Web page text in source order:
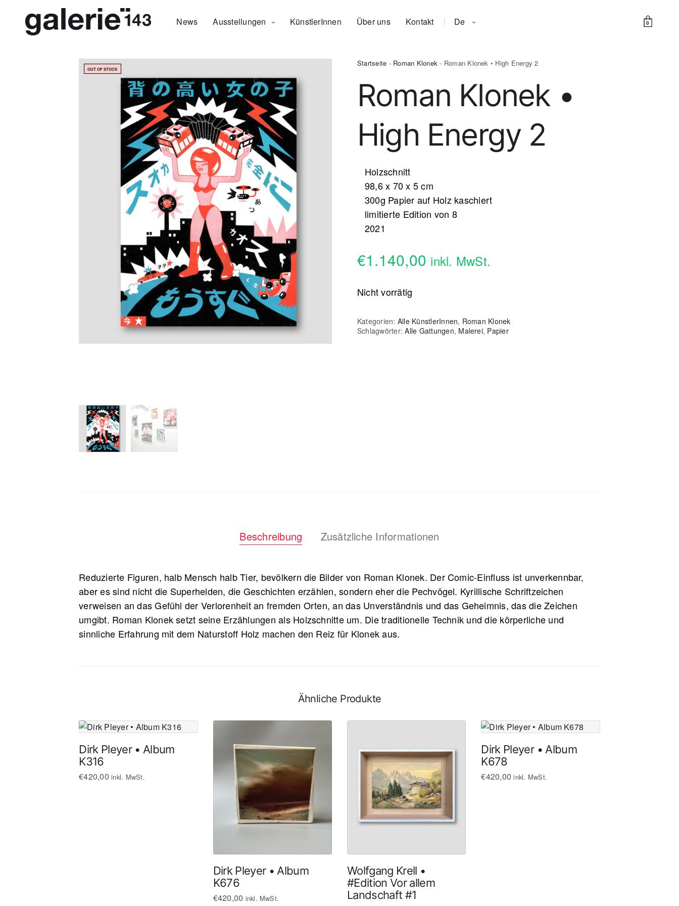
News Ausstellungen KünstlerInnen Über uns Kontakt De 0
OUT OF STOCK
Startseite - Roman Klonek - Roman Klonek • High Energy 2
Roman Klonek •
High Energy 2
Holzschnitt
98,6 x 70 x 5 cm
300g Papier auf Holz kaschiert
limitierte Edition von 8
2021
€1.140,00 inkl. MwSt.
Nicht vorrätig
Kategorien: Alle KünstlerInnen, Roman Klonek
Schlagwörter:Alle Gattungen, Malerei, Papier
Beschreibung Zusätzliche Informationen
Reduzierte Figuren, halb Mensch halb Tier, bevölkern die Bilder von Roman Klonek. Der Comic-Einfluss ist unverkennbar,
aber es sind nicht die Superhelden, die Geschichten erzählen, sondern eher die Pechvögel. Kyrillische Schriftzeichen
verweisen an das Gefühl der Verlorenheit an fremden Orten, an das Unverständnis und das Geheimnis, das die Zeichen
umgibt. Roman Klonek setzt seine Erzählungen als Holzschnitte um. Die traditionelle Technik und die körperliche und
sinnliche Erfahrung mit dem Naturstoff Holz machen den Reiz für Klonek aus.
Ähnliche Produkte
Dirk Pleyer • Album
K316
€420,00 inkl. MwSt.
Dirk Pleyer • Album
K676
€420,00 inkl. MwSt.
Wolfgang Krell •
#Edition Vor allem
Landschaft #1
Dirk Pleyer • Album
K678
€420,00 inkl. MwSt.